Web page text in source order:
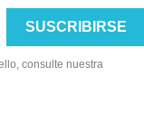
consulte nuestra